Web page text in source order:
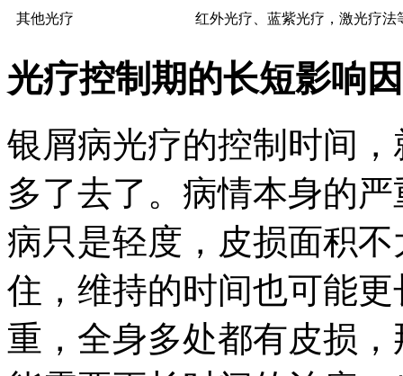
其他光疗 红外光疗、蓝紫光疗，激光疗法
光疗控制期的长短影响
银屑病光疗的控制时间
多了去了。病情本身的
病只是轻度，皮损面积
住，维持的时间也可能
重，全身多处都有皮损